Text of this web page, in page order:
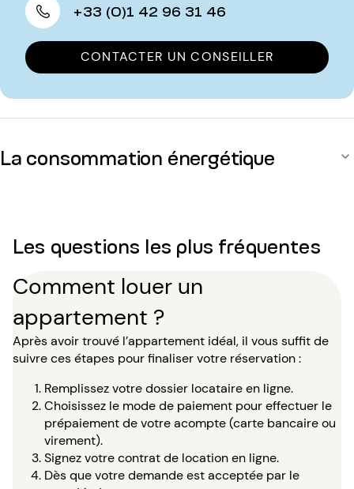
+33 (0)1 42 96 31 46
CONTACTER UN CONSEILLER
La consommation énergétique
Les questions les plus fréquentes
Comment louer un
appartement ?
Après avoir trouvé l’appartement idéal, il vous suffit de
suivre ces étapes pour finaliser votre réservation :
Remplissez votre dossier locataire en ligne.
Choisissez le mode de paiement pour effectuer le
prépaiement de votre acompte (carte bancaire ou
virement).
Signez votre contrat de location en ligne.
Dès que votre demande est acceptée par le